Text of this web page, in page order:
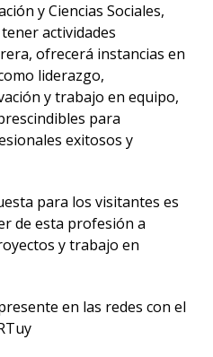
y Ciencias Sociales,
actividades
ofrecerá instancias en
liderazgo,
y trabajo en equipo,
para
exitosos y
para los visitantes es
de esta profesión a
y trabajo en
en las redes con el